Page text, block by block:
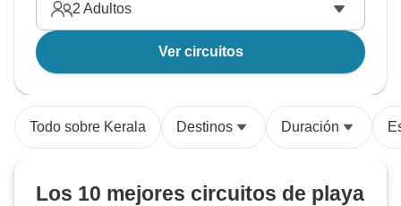
2 Adultos
Ver circuitos
Todo sobre Kerala Destinos Duración
Los 10 mejores circuitos de playa